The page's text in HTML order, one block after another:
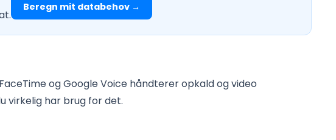
Beregn mit databehov →
og Google Voice håndterer opkald og video
virkelig har brug for det.